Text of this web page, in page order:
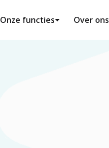
Onze functies Over ons